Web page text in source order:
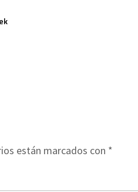
están marcados con *